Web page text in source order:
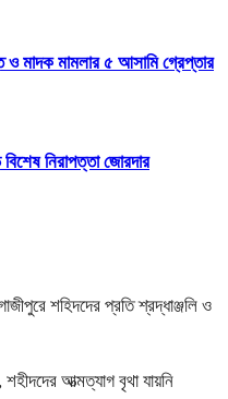
ও মাদক মামলার ৫ আসামি গ্রেপ্তার
নিরাপত্তা জোরদার
শহিদদের প্রতি শ্রদ্ধাঞ্জলি ও
আত্মত্যাগ বৃথা যায়নি